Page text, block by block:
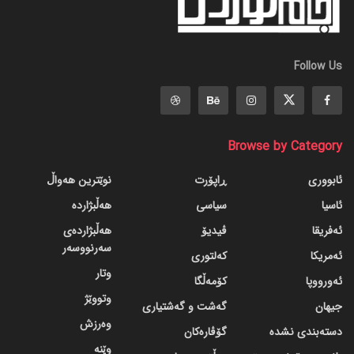
Follow Us
Browse by Category
ئابووری
ئاسیا
ئەفریقا
ئەمریکا
ئەورووپا
جیهان
دسته‌بندی نشده
ڕاپۆرت
سیاسی
ڤیدیۆ
کەلتوری
کۆمەڵگا
گه‌شت و گه‌شتیاری
گۆڤاره‌کان
نوێترین هەواڵ
هەڵبژاردە
هەڵبژاردەی
سەرنووسەر
وتار
وتووێژ
وەرزش
وێنە